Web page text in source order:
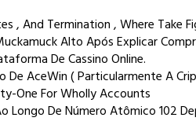
, And Termination , Where Take
Alto Após Explicar
De Cassino Online.
De AceWin ( Particularmente A
One For Wholly Accounts
Longo De Número Atômico 102